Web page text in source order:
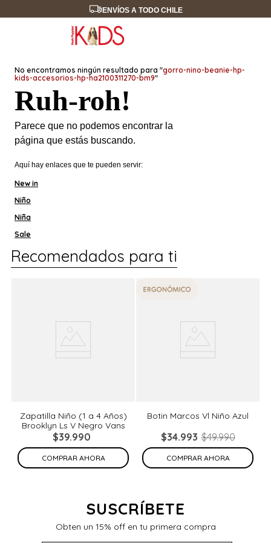
ENVÍOS A TODO CHILE
No encontramos ningún resultado para "gorro-nino-beanie-hp-
kids-accesorios-hp-ha2100311270-bm9"
Ruh-roh!
Parece que no podemos encontrar la
página que estás buscando.
Aquí hay enlaces que te pueden servir:
New in
Niño
Niña
Sale
Recomendados para ti
Zapatilla Niño (1 a 4 Años)
Brooklyn Ls V Negro Vans
$39.990
COMPRAR AHORA
Botin Marcos Vl Niño Azul
$34.993 $49.990
COMPRAR AHORA
SUSCRÍBETE
Obten un 15% off en tu primera compra